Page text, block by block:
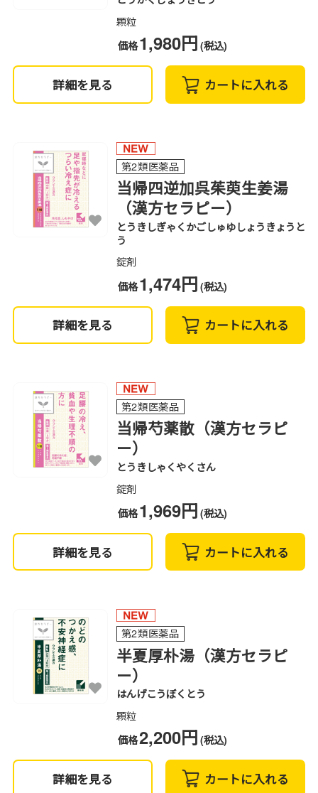
顆粒
価格1,980円 (税込)
詳細を見る カートに入れる
第2類医薬品
当帰四逆加呉茱萸生姜湯
（漢方セラピー）
とうきしぎゃくかごしゅゆしょうきょうと
う
錠剤
価格1,474円 (税込)
詳細を見る カートに入れる
第2類医薬品
当帰芍薬散（漢方セラピ
ー）
とうきしゃくやくさん
錠剤
価格1,969円 (税込)
詳細を見る カートに入れる
第2類医薬品
半夏厚朴湯（漢方セラピ
ー）
はんげこうぼくとう
顆粒
価格2,200円 (税込)
詳細を見る カートに入れる